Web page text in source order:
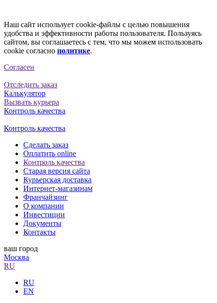
Наш сайт использует cookie-файлы с целью повышения
удобства и эффективности работы пользователя. Пользуясь
сайтом, вы соглашаетесь с тем, что мы можем использовать
cookie согласно политике.
Согласен
Отследить заказ
Калькулятор
Вызвать курьера
Контроль качества
Контроль качества
Сделать заказ
Оплатить online
Контроль качества
Старая версия сайта
Курьерская доставка
Интернет-магазинам
Франчайзинг
О компании
Инвестиции
Документы
Контакты
ваш город
Москва
RU
RU
EN